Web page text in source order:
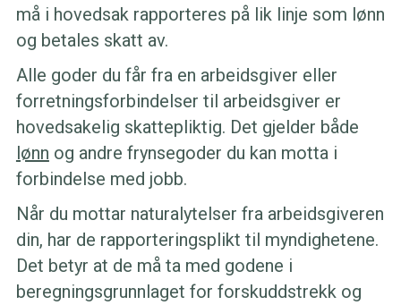
må i hovedsak rapporteres på lik linje som lønn
og betales skatt av.
Alle goder du får fra en arbeidsgiver eller
forretningsforbindelser til arbeidsgiver er
hovedsakelig skattepliktig. Det gjelder både
lønn og andre frynsegoder du kan motta i
forbindelse med jobb.
Når du mottar naturalytelser fra arbeidsgiveren
din, har de rapporteringsplikt til myndighetene.
Det betyr at de må ta med godene i
beregningsgrunnlaget for forskuddstrekk og